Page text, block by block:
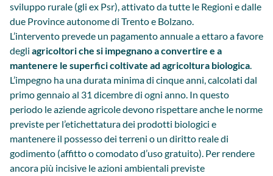
sviluppo rurale (gli ex Psr), attivato da tutte le Regioni e dalle
due Province autonome di Trento e Bolzano.
L’intervento prevede un pagamento annuale a ettaro a favore
degli agricoltori che si impegnano a convertire e a
mantenere le superfici coltivate ad agricoltura biologica.
L’impegno ha una durata minima di cinque anni, calcolati dal
primo gennaio al 31 dicembre di ogni anno. In questo
periodo le aziende agricole devono rispettare anche le norme
previste per l’etichettatura dei prodotti biologici e
mantenere il possesso dei terreni o un diritto reale di
godimento (affitto o comodato d’uso gratuito). Per rendere
ancora più incisive le azioni ambientali previste